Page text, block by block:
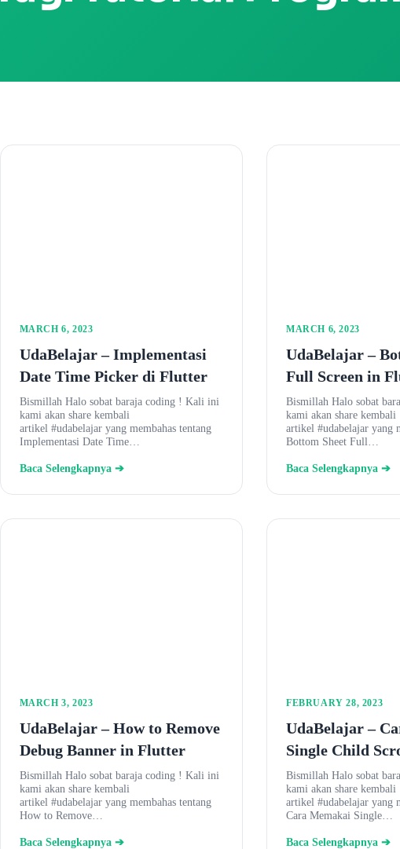
MARCH 6, 2023
UdaBelajar – Implementasi
Date Time Picker di Flutter
Bismillah Halo sobat baraja coding ! Kali ini
kami akan share kembali
artikel #udabelajar yang membahas tentang
Implementasi Date Time…
Baca Selengkapnya ➔
MARCH 6, 2023
UdaBelajar –
Full Screen in
Bismillah Halo sobat
kami akan share kembali
artikel #udabelajar yang
Bottom Sheet Full…
Baca Selengkapnya ➔
MARCH 3, 2023
UdaBelajar – How to Remove
Debug Banner in Flutter
Bismillah Halo sobat baraja coding ! Kali ini
kami akan share kembali
artikel #udabelajar yang membahas tentang
How to Remove…
Baca Selengkapnya ➔
FEBRUARY 28, 2023
UdaBelajar –
Single Child
Bismillah Halo sobat
kami akan share kembali
artikel #udabelajar yang
Cara Memakai Single…
Baca Selengkapnya ➔